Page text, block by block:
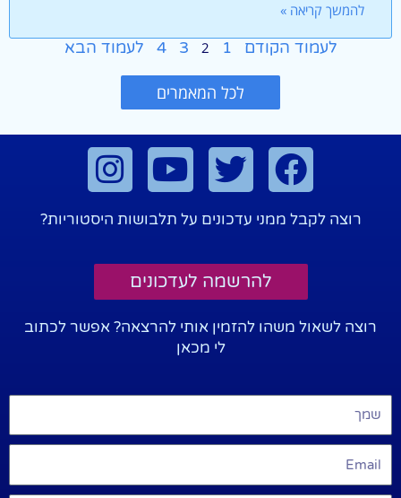
להמשך קריאה »
לעמוד הקודם 1
2
3
4 לעמוד הבא
לכל המאמרים
רוצה לקבל ממני עדכונים על תלבושות היסטוריות?
להרשמה לעדכונים
רוצה לשאול משהו להזמין אותי להרצאה? אפשר לכתוב
לי מכאן